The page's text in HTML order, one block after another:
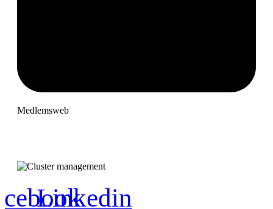
Medlemsweb
Linkedin